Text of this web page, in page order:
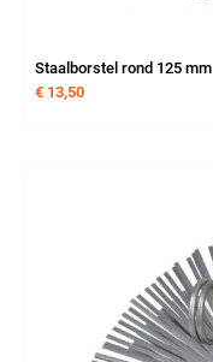
Staalborstel rond 125 mm
€ 13,50